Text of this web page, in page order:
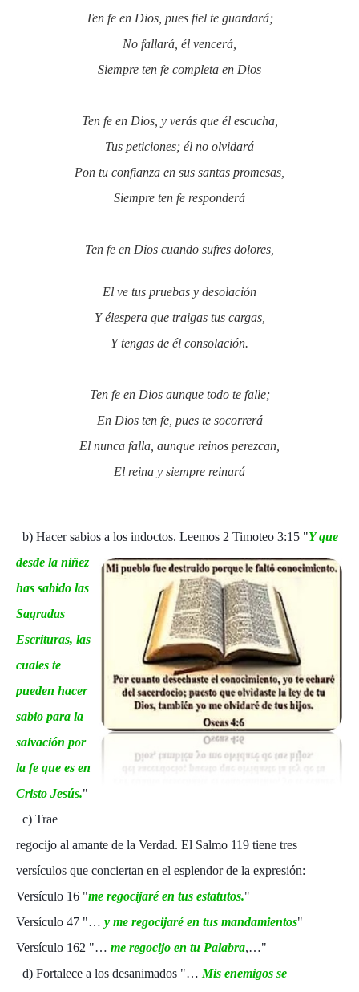
Ten fe en Dios, pues fiel te guardará;
No fallará, él vencerá,
Siempre ten fe completa en Dios
Ten fe en Dios, y verás que él escucha,
Tus peticiones; él no olvidará
Pon tu confianza en sus santas promesas,
Siempre ten fe responderá
Ten fe en Dios cuando sufres dolores,
El ve tus pruebas y desolación
Y élespera que traigas tus cargas,
Y tengas de él consolación.
Ten fe en Dios aunque todo te falle;
En Dios ten fe, pues te socorrerá
El nunca falla, aunque reinos perezcan,
El reina y siempre reinará
b) Hacer sabios a los indoctos. Leemos 2 Timoteo 3:15 "Y que
desde la niñez
has sabido las
Sagradas
Escrituras, las
cuales te
pueden hacer
sabio para la
salvación por
la fe que es en
Cristo Jesús."
c) Trae
regocijo al amante de la Verdad. El Salmo 119 tiene tres
versículos que conciertan en el esplendor de la expresión:
Versículo 16 "me regocijaré en tus estatutos."
Versículo 47 "… y me regocijaré en tus mandamientos"
Versículo 162 "… me regocijo en tu Palabra,…"
d) Fortalece a los desanimados "… Mis enemigos se